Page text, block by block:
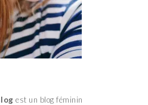
est un blog féminin